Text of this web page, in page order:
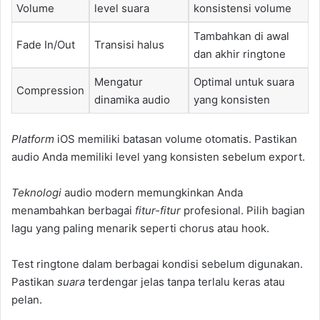
Volume level suara konsistensi volume
Fade In/Out Transisi halus
Tambahkan di awal
dan akhir ringtone
Compression
Mengatur
dinamika audio
Optimal untuk suara
yang konsisten
Platform iOS memiliki batasan volume otomatis. Pastikan
audio Anda memiliki level yang konsisten sebelum export.
Teknologi audio modern memungkinkan Anda
menambahkan berbagai fitur-fitur profesional. Pilih bagian
lagu yang paling menarik seperti chorus atau hook.
Test ringtone dalam berbagai kondisi sebelum digunakan.
Pastikan suara terdengar jelas tanpa terlalu keras atau
pelan.